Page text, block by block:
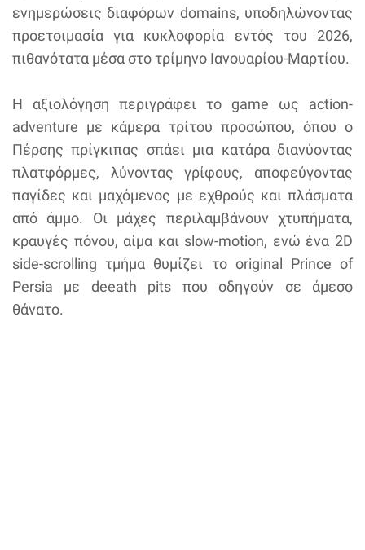
ενημερώσεις διαφόρων domains, υποδηλώνοντας
προετοιμασία για κυκλοφορία εντός του 2026,
πιθανότατα μέσα στο τρίμηνο Ιανουαρίου-Μαρτίου.
Η αξιολόγηση περιγράφει το game ως action-
adventure με κάμερα τρίτου προσώπου, όπου ο
Πέρσης πρίγκιπας σπάει μια κατάρα διανύοντας
πλατφόρμες, λύνοντας γρίφους, αποφεύγοντας
παγίδες και μαχόμενος με εχθρούς και πλάσματα
από άμμο. Οι μάχες περιλαμβάνουν χτυπήματα,
κραυγές πόνου, αίμα και slow-motion, ενώ ένα 2D
side-scrolling τμήμα θυμίζει το original Prince of
Persia με deeath pits που οδηγούν σε άμεσο
θάνατο.